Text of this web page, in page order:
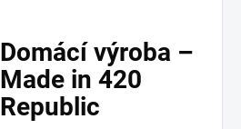
Domácí výroba –
Made in 420
Republic